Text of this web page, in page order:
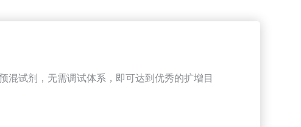
混试剂，无需调试体系，即可达到优秀的扩增目